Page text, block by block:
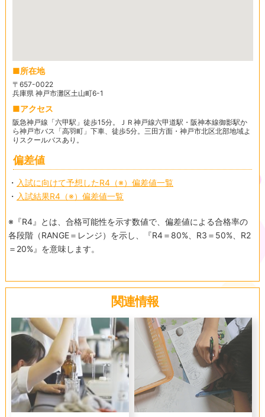
所在地
〒657-0022
兵庫県 神戸市灘区土山町6-1
アクセス
阪急神戸線「六甲駅」徒歩15分。ＪＲ神戸線六甲道駅・阪神本線御影駅か
ら神戸市バス「高羽町」下車、徒歩5分。三田方面・神戸市北区北部地域よ
りスクールバスあり。
偏差値
・ 入試に向けて予想したR4（※）偏差値一覧
・ 入試結果R4（※）偏差値一覧
※『R4』とは、合格可能性を示す数値で、偏差値による合格率の
各段階（RANGE＝レンジ）を示し、『R4＝80%、R3＝50%、R2
＝20%』を意味します。
関連情報